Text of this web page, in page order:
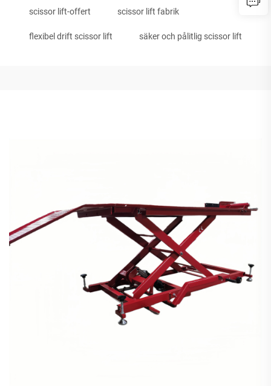
scissor lift-offert scissor lift fabrik
flexibel drift scissor lift säker och pålitlig scissor lift